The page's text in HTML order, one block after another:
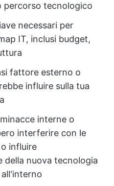
percorso tecnologico
necessari per
IT, inclusi budget,
fattore esterno o
influire sulla tua
interne o
interferire con le
influire
della nuova tecnologia